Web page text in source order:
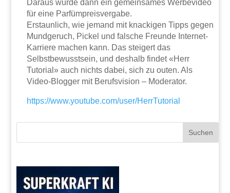
Daraus wurde dann ein gemeinsames Werbevideo
für eine Parfümpreisvergabe.
Erstaunlich, wie jemand mit knackigen Tipps gegen
Mundgeruch, Pickel und falsche Freunde Internet-
Karriere machen kann. Das steigert das
Selbstbewusstsein, und deshalb findet «Herr
Tutorial» auch nichts dabei, sich zu outen. Als
Video-Blogger mit Berufsvision – Moderator.
https://www.youtube.com/user/HerrTutorial